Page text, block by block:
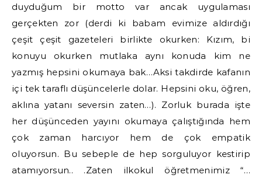
duyduğum bir motto var ancak uygulaması
gerçekten zor (derdi ki babam evimize aldırdığı
çeşit çeşit gazeteleri birlikte okurken: Kızım, bi
konuyu okurken mutlaka aynı konuda kim ne
yazmış hepsini okumaya bak…Aksi takdirde kafanın
içi tek taraflı düşüncelerle dolar. Hepsini oku, öğren,
aklına yatanı seversin zaten…). Zorluk burada işte
her düşünceden yayını okumaya çalıştığında hem
çok zaman harcıyor hem de çok empatik
oluyorsun. Bu sebeple de hep sorguluyor kestirip
atamıyorsun.. .Zaten ilkokul öğretmenimiz “…